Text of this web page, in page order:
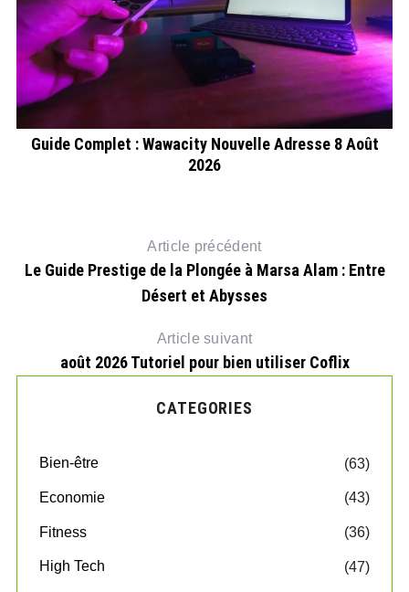
Guide Complet : Wawacity Nouvelle Adresse 8 Août
2026
Article précédent
Le Guide Prestige de la Plongée à Marsa Alam : Entre
Désert et Abysses
Article suivant
août 2026 Tutoriel pour bien utiliser Coflix
CATEGORIES
Bien-être (63)
Economie (43)
Fitness (36)
High Tech (47)